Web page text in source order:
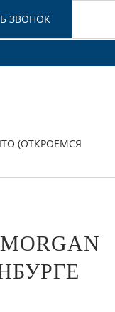
(ОТКРОЕМСЯ
ЗВОНОК